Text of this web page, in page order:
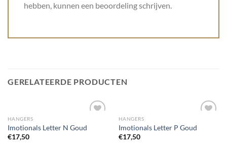
hebben, kunnen een beoordeling schrijven.
GERELATEERDE PRODUCTEN
HANGERS
Imotionals Letter N Goud
€17,50
HANGERS
Imotionals Letter P Goud
€17,50